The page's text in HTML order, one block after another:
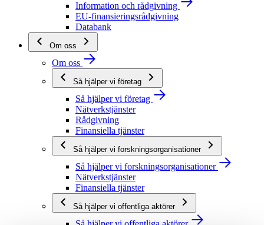
Information och rådgivning
EU-finansieringsrådgivning
Databank
Om oss
Om oss
Så hjälper vi företag
Så hjälper vi företag
Nätverkstjänster
Rådgivning
Finansiella tjänster
Så hjälper vi forskningsorganisationer
Så hjälper vi forskningsorganisationer
Nätverkstjänster
Finansiella tjänster
Så hjälper vi offentliga aktörer